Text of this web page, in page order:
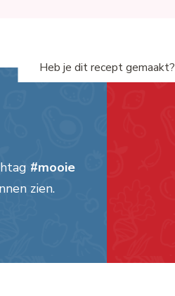
Heb je dit recept gemaakt?
#mooie
zien.